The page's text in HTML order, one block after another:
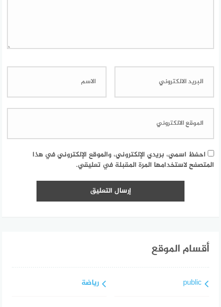
احفظ اسمي، بريدي الإلكتروني، والموقع الإلكتروني في هذا
المتصفح لاستخدامها المرة المقبلة في تعليقي.
أقسام الموقع
public رياضة